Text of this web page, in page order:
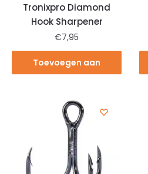
Tronixpro Diamond
Hook Sharpener
€7,95
Toevoegen aan